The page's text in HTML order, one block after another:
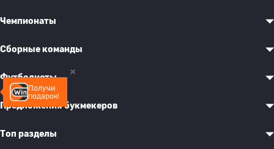
Получи
подарок!
Чемпионаты
Сборные команды
Футболисты
Предложения букмекеров
Топ разделы